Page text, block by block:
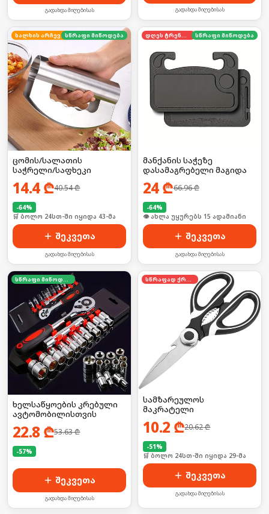
გადახდა მიღებისას გადახდა მიღებისას
ხალხის არჩევანისწრაფი მიწოდება
ცომის/სალათის
საჭრელი/საფხეკი
14.4₾40.54₾
-64%
🛒 ბოლო 24სთ-ში იყიდა 43-მა
შეკვეთა
გადახდა მიღებისას
სწრაფი მიწოდება
მანქანის საჭეზე
დასამაგრებელი მაგიდა
24₾66.96₾
-64%
🛒 ბოლო 24სთ-ში იყიდა 20-მა
შეკვეთა
გადახდა მიღებისას
ხელსაწყოების კრებული
ავტომობილისთვის
22.8 ₾53.63₾
-57%
შეკვეთა
გადახდა მიღებისას
სამზარეულოს
მაკრატელი
10.2 ₾20.62₾
-51%
🛒 ბოლო 24სთ-ში იყიდა 29-მა
შეკვეთა
გადახდა მიღებისას